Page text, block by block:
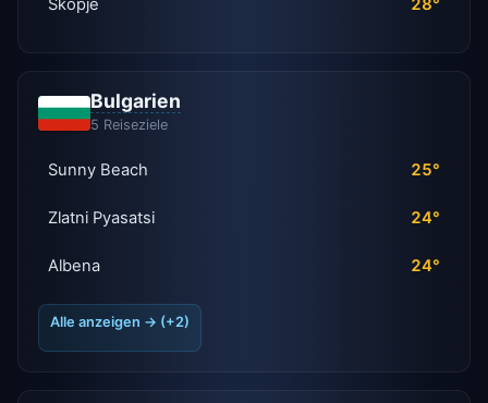
Skopje 28°
Bulgarien
5 Reiseziele
Sunny Beach 25°
Zlatni Pyasatsi 24°
Albena 24°
Alle anzeigen → (+2)